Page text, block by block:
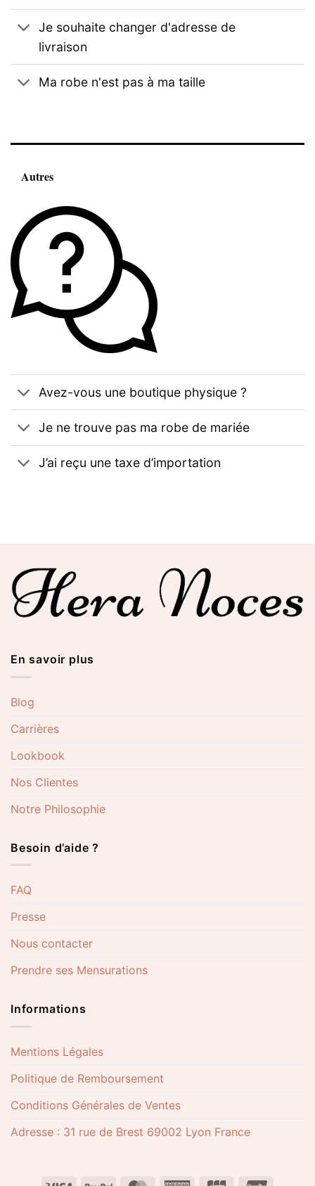
Je souhaite changer d'adresse de
livraison
Ma robe n'est pas à ma taille
Autres
Avez-vous une boutique physique ?
Je ne trouve pas ma robe de mariée
J’ai reçu une taxe d’importation
En savoir plus
Blog
Carrières
Lookbook
Nos Clientes
Notre Philosophie
Besoin d’aide ?
FAQ
Presse
Nous contacter
Prendre ses Mensurations
Informations
Mentions Légales
Politique de Remboursement
Conditions Générales de Ventes
Adresse : 31 rue de Brest 69002 Lyon France